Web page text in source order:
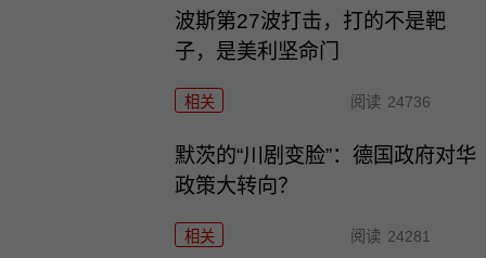
波斯第27波打击，打的不是靶
子，是美利坚命门
相关 阅读 24736
默茨的“川剧变脸”：德国政府对华
政策大转向？
相关 阅读 24281